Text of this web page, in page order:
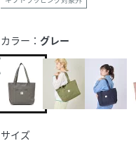
カラー： グレー
サイズ